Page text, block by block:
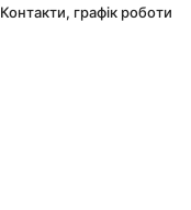
Контакти, графік роботи